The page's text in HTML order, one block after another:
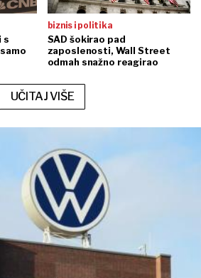
s
biznis i politika
SAD šokirao pad
zaposlenosti, Wall Street
odmah snažno reagirao
UČITAJ VIŠE